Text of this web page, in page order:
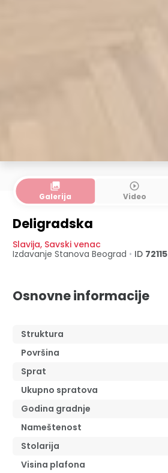
collections
Galerija
play_circle_outline
Video
Deligradska
Slavija, Savski venac
Izdavanje Stanova Beograd • ID 72115
Osnovne informacije
Struktura
Površina
Sprat
Ukupno spratova
Godina gradnje
Nameštenost
Stolarija
Visina plafona